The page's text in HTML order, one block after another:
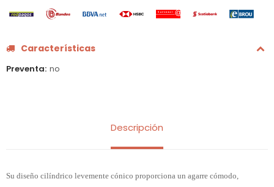
Características
Preventa no
Descripción
Su diseño cilíndrico levemente cónico proporciona un agarre cómodo,